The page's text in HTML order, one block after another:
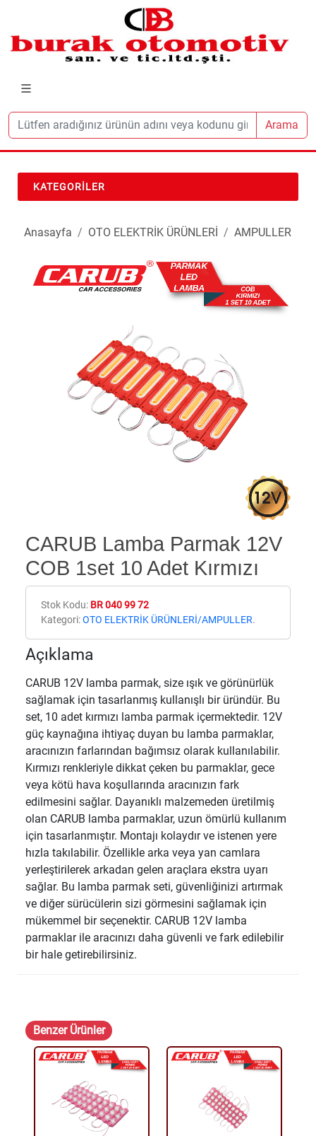
Arama
KATEGORILER
Anasayfa OTO ELEKTRİK ÜRÜNLERİ AMPULLER
CARUB Lamba Parmak 12V
COB 1set 10 Adet Kırmızı
Stok Kodu: BR 040 99 72
Kategori:OTO ELEKTRİK ÜRÜNLERİ/AMPULLER.
Açıklama
CARUB 12V lamba parmak, size ışık ve görünürlük
sağlamak için tasarlanmış kullanışlı bir üründür. Bu
set, 10 adet kırmızı lamba parmak içermektedir. 12V
güç kaynağına ihtiyaç duyan bu lamba parmaklar,
aracınızın farlarından bağımsız olarak kullanılabilir.
Kırmızı renkleriyle dikkat çeken bu parmaklar, gece
veya kötü hava koşullarında aracınızın fark
edilmesini sağlar. Dayanıklı malzemeden üretilmiş
olan CARUB lamba parmaklar, uzun ömürlü kullanım
için tasarlanmıştır. Montajı kolaydır ve istenen yere
hızla takılabilir. Özellikle arka veya yan camlara
yerleştirilerek arkadan gelen araçlara ekstra uyarı
sağlar. Bu lamba parmak seti, güvenliğinizi artırmak
ve diğer sürücülerin sizi görmesini sağlamak için
mükemmel bir seçenektir. CARUB 12V lamba
parmaklar ile aracınızı daha güvenli ve fark edilebilir
bir hale getirebilirsiniz.
Benzer Ürünler